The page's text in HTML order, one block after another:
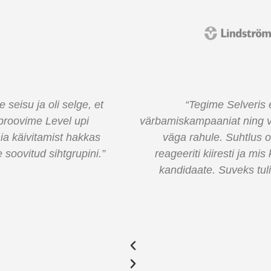
Koostööga jäime
lubatud hulga
“Teiega koostöö on
teie meeskond väga
meie kampaaniates.
võimalused, et rohkem